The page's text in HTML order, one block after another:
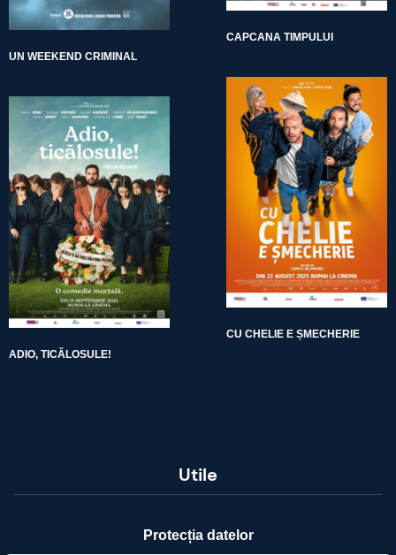
UN WEEKEND CRIMINAL
CAPCANA TIMPULUI
ADIO, TICĂLOSULE!
CU CHELIE E ȘMECHERIE
Utile
Protecția datelor